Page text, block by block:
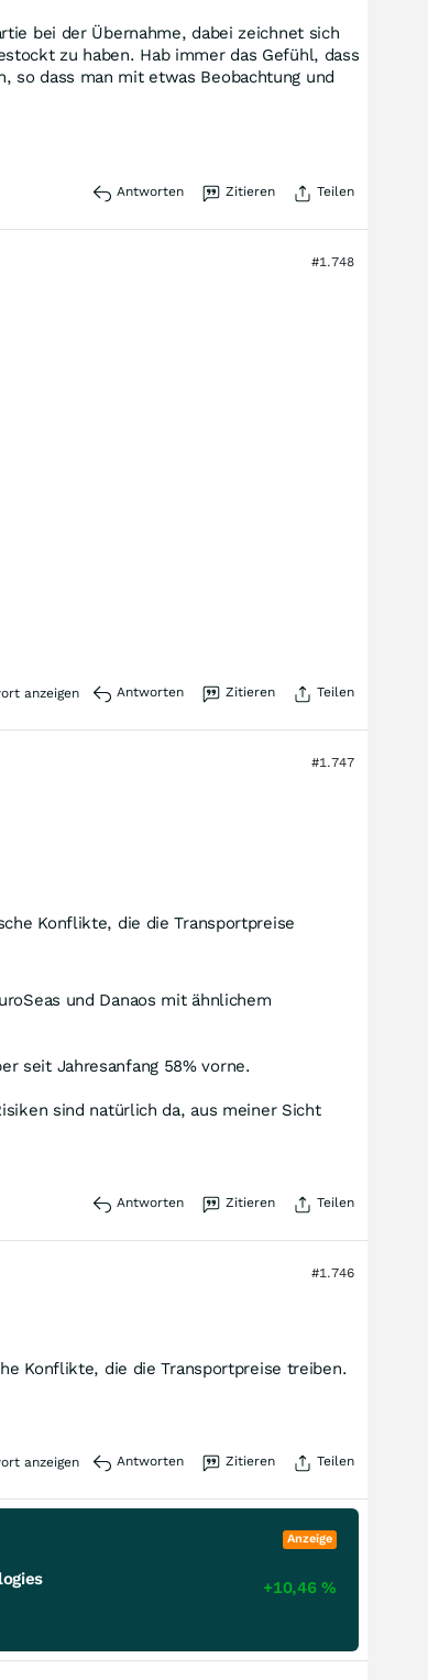
bei der Übernahme, dabei zeichnet sich
zu haben. Hab immer das Gefühl, dass
so dass man mit etwas Beobachtung und
Antworten Zitieren Teilen
#1.748
anzeigen Antworten Zitieren Teilen
#1.747
Konflikte, die die Transportpreise
und Danaos mit ähnlichem
seit Jahresanfang 58% vorne.
sind natürlich da, aus meiner Sicht
Antworten Zitieren Teilen
#1.746
Konflikte, die die Transportpreise treiben.
anzeigen Antworten Zitieren Teilen
Anzeige
+10,46%